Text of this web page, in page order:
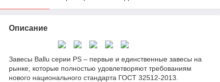
Описание
Завесы Ballu серии PS – первые и единственные завесы на
рынке, которые полностью удовлетворяют требованиям
нового национального стандарта ГОСТ 32512-2013.